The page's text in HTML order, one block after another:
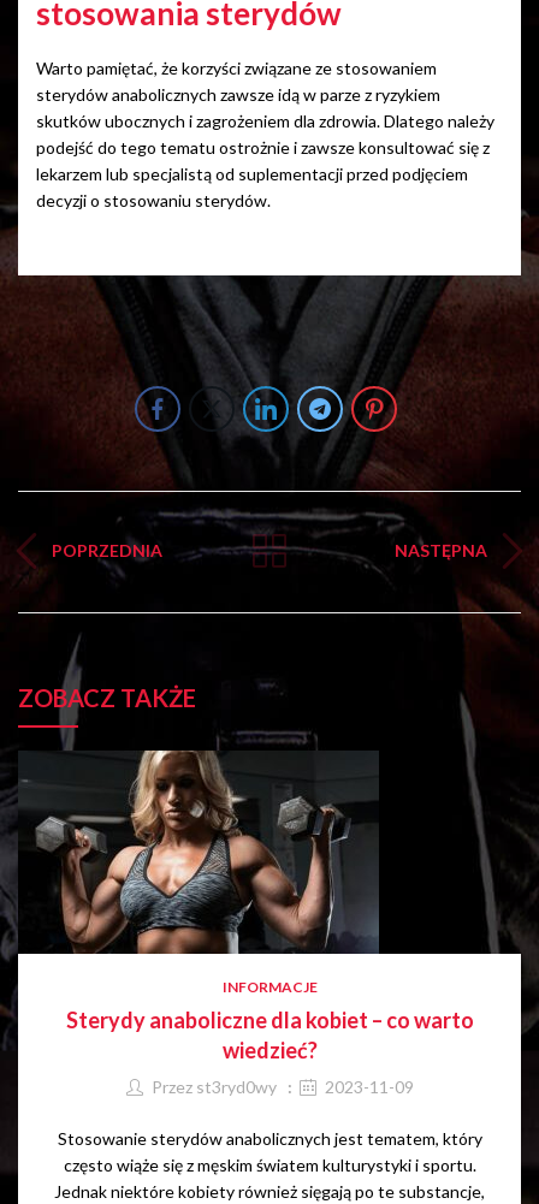
stosowania sterydów
Warto pamiętać, że korzyści związane ze stosowaniem
sterydów anabolicznych zawsze idą w parze z ryzykiem
skutków ubocznych i zagrożeniem dla zdrowia. Dlatego należy
podejść do tego tematu ostrożnie i zawsze konsultować się z
lekarzem lub specjalistą od suplementacji przed podjęciem
decyzji o stosowaniu sterydów.
POPRZEDNIA NASTĘPNA
ZOBACZ TAKŻE
INFORMACJE
Sterydy anaboliczne dla kobiet – co warto
wiedzieć?
Przez st3ryd0wy 2023-11-09
Stosowanie sterydów anabolicznych jest tematem, który
często wiąże się z męskim światem kulturystyki i sportu.
Jednak niektóre kobiety również sięgają po te substancje,